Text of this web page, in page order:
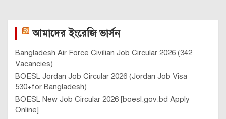
আমাদের ইংরেজি ভার্সন
Bangladesh Air Force Civilian Job Circular 2026 (342
Vacancies)
BOESL Jordan Job Circular 2026 (Jordan Job Visa
530+for Bangladesh)
BOESL New Job Circular 2026 [boesl.gov.bd Apply
Online]